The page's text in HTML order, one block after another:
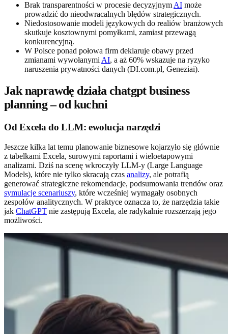
Brak transparentności w procesie decyzyjnym AI może
prowadzić do nieodwracalnych błędów strategicznych.
Niedostosowanie modeli językowych do realiów branżowych
skutkuje kosztownymi pomyłkami, zamiast przewagą
konkurencyjną.
W Polsce ponad połowa firm deklaruje obawy przed
zmianami wywołanymi AI, a aż 60% wskazuje na ryzyko
naruszenia prywatności danych (DI.com.pl, Geneziai).
Jak naprawdę działa chatgpt business
planning – od kuchni
Od Excela do LLM: ewolucja narzędzi
Jeszcze kilka lat temu planowanie biznesowe kojarzyło się głównie
z tabelkami Excela, surowymi raportami i wieloetapowymi
analizami. Dziś na scenę wkroczyły LLM-y (Large Language
Models), które nie tylko skracają czas analizy, ale potrafią
generować strategiczne rekomendacje, podsumowania trendów oraz
symulacje scenariuszy, które wcześniej wymagały osobnych
zespołów analitycznych. W praktyce oznacza to, że narzędzia takie
jak ChatGPT nie zastępują Excela, ale radykalnie rozszerzają jego
możliwości.